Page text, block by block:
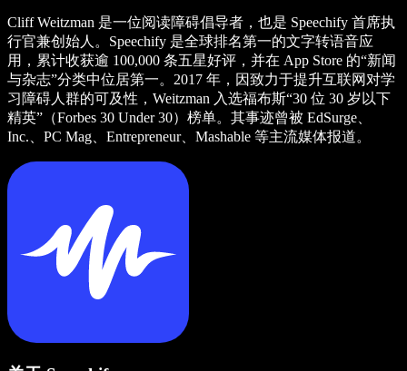
Cliff Weitzman 是一位阅读障碍倡导者，也是 Speechify 首席执
行官兼创始人。Speechify 是全球排名第一的文字转语音应
用，累计收获逾 100,000 条五星好评，并在 App Store 的“新闻
与杂志”分类中位居第一。2017 年，因致力于提升互联网对学
习障碍人群的可及性，Weitzman 入选福布斯“30 位 30 岁以下
精英”（Forbes 30 Under 30）榜单。其事迹曾被 EdSurge、
Inc.、PC Mag、Entrepreneur、Mashable 等主流媒体报道。